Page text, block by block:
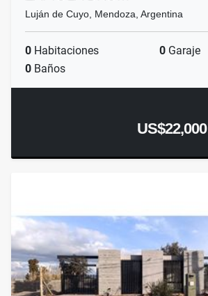
Luján de Cuyo, Mendoza, Argentina
0 Habitaciones 0 Garaje
0 Baños
US$22,000